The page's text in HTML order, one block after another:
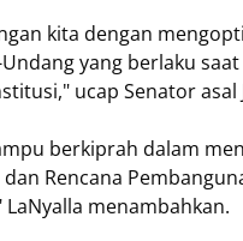
kita dengan
yang berlaku
ucap Senator asal
berkiprah dalam
Rencana
menambahkan.